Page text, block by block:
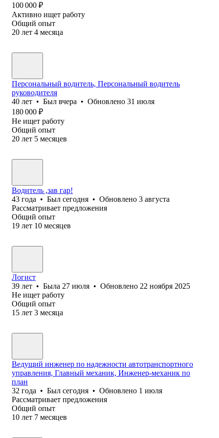
100 000 ₽
Активно ищет работу
Общий опыт
20 лет 4 месяца
Персональный водитель, Персональный водитель
руководителя
40 лет • Был вчера • Обновлено 31 июля
180 000 ₽
Не ищет работу
Общий опыт
20 лет 5 месяцев
Водитель ,зав гар!
43 года • Был сегодня • Обновлено 3 августа
Рассматривает предложения
Общий опыт
19 лет 10 месяцев
Логист
39 лет • Была 27 июля • Обновлено 22 ноября 2025
Не ищет работу
Общий опыт
15 лет 3 месяца
Ведущий инженер по надежности автотранспортного
управления, Главный механик, Инженер-механик по
план
32 года • Был сегодня • Обновлено 1 июля
Рассматривает предложения
Общий опыт
10 лет 7 месяцев